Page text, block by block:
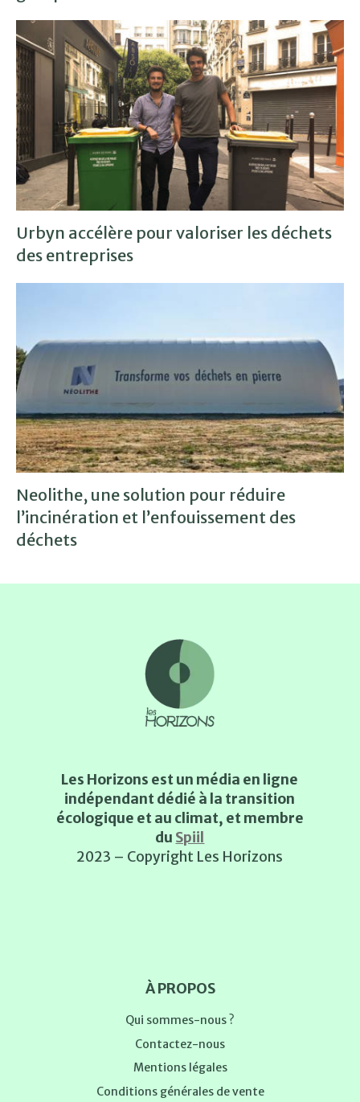
Urbyn accélère pour valoriser les déchets
des entreprises
Neolithe, une solution pour réduire
l’incinération et l’enfouissement des
déchets
Les Horizons est un média en ligne
indépendant dédié à la transition
écologique et au climat, et membre
du Spiil
2023 – Copyright Les Horizons
À PROPOS
Qui sommes-nous ?
Contactez-nous
Mentions légales
Conditions générales de vente